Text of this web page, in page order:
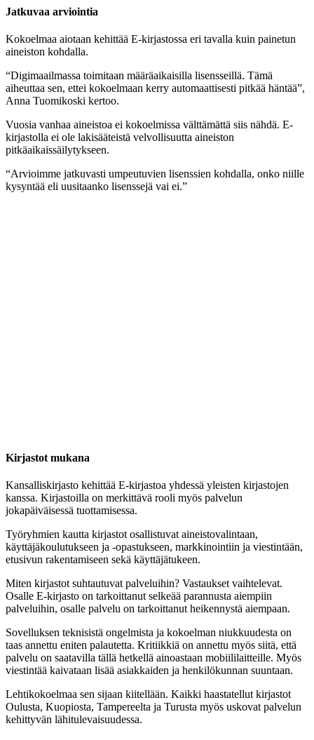
Jatkuvaa arviointia
Kokoelmaa aiotaan kehittää E-kirjastossa eri tavalla kuin painetun
aineiston kohdalla.
“Digimaailmassa toimitaan määräaikaisilla lisensseillä. Tämä
aiheuttaa sen, ettei kokoelmaan kerry automaattisesti pitkää häntää”,
Anna Tuomikoski kertoo.
Vuosia vanhaa aineistoa ei kokoelmissa välttämättä siis nähdä. E-
kirjastolla ei ole lakisääteistä velvollisuutta aineiston
pitkäaikaissäilytykseen.
“Arvioimme jatkuvasti umpeutuvien lisenssien kohdalla, onko niille
kysyntää eli uusitaanko lisenssejä vai ei.”
Kirjastot mukana
Kansalliskirjasto kehittää E-kirjastoa yhdessä yleisten kirjastojen
kanssa. Kirjastoilla on merkittävä rooli myös palvelun
jokapäiväisessä tuottamisessa.
Työryhmien kautta kirjastot osallistuvat aineistovalintaan,
käyttäjäkoulutukseen ja -opastukseen, markkinointiin ja viestintään,
etusivun rakentamiseen sekä käyttäjätukeen.
Miten kirjastot suhtautuvat palveluihin? Vastaukset vaihtelevat.
Osalle E-kirjasto on tarkoittanut selkeää parannusta aiempiin
palveluihin, osalle palvelu on tarkoittanut heikennystä aiempaan.
Sovelluksen teknisistä ongelmista ja kokoelman niukkuudesta on
taas annettu eniten palautetta. Kritiikkiä on annettu myös siitä, että
palvelu on saatavilla tällä hetkellä ainoastaan mobiililaitteille. Myös
viestintää kaivataan lisää asiakkaiden ja henkilökunnan suuntaan.
Lehtikokoelmaa sen sijaan kiitellään. Kaikki haastatellut kirjastot
Oulusta, Kuopiosta, Tampereelta ja Turusta myös uskovat palvelun
kehittyvän lähitulevaisuudessa.